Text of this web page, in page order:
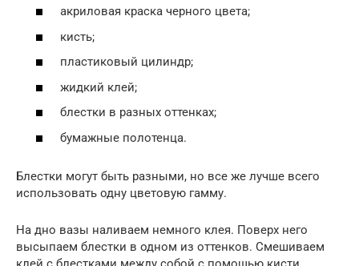
акриловая краска черного цвета;
кисть;
пластиковый цилиндр;
жидкий клей;
блестки в разных оттенках;
бумажные полотенца.
Блестки могут быть разными, но все же лучше всего
использовать одну цветовую гамму.
На дно вазы наливаем немного клея. Поверх него
высыпаем блестки в одном из оттенков. Смешиваем